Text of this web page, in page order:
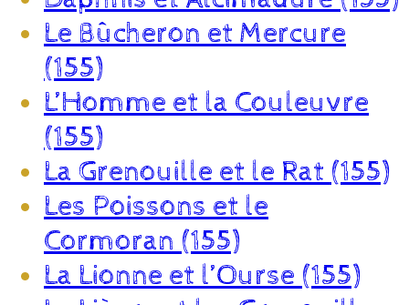
Le Bûcheron et Mercure
(155)
L’Homme et la Couleuvre
(155)
La Grenouille et le Rat (155)
Les Poissons et le
Cormoran (155)
La Lionne et l’Ourse (155)